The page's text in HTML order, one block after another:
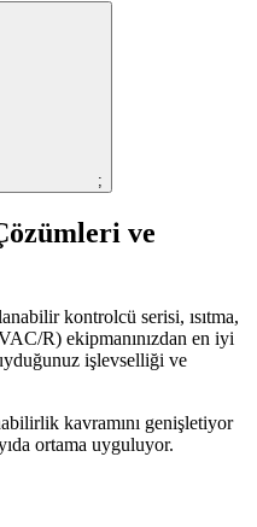
;
ve
kontrolcü serisi, ısıtma,
R) ekipmanınızdan en iyi
işlevselliği ve
kavramını genişletiyor
ortama uyguluyor.